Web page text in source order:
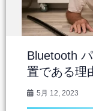
Bluetooth
置である理
5月 12, 2023